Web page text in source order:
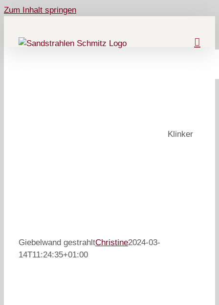
Zum Inhalt springen
Klinker
Giebelwand gestrahltChristine2024-03-
14T11:24:35+01:00